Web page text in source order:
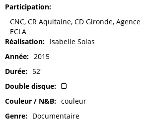
Participation
CNC, CR Aquitaine, CD Gironde, Agence
ECLA
Réalisation
Isabelle Solas
Année
2015
Durée
52'
Double disque
Couleur / N&B
couleur
Genre
Documentaire